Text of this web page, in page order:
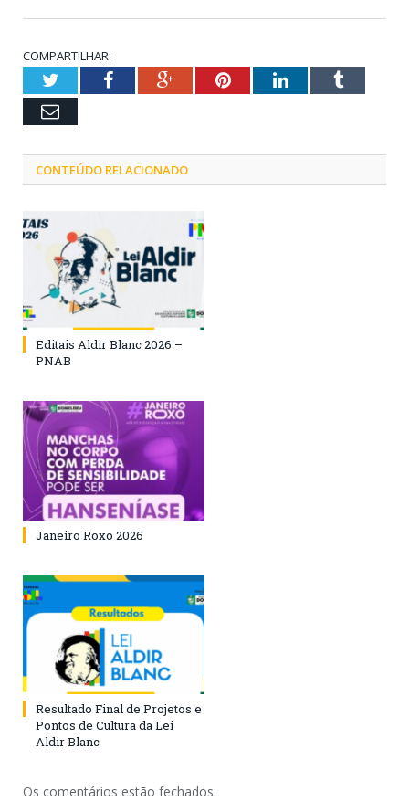
COMPARTILHAR:
TwitterFacebookGoogle+PinterestLinkedInTumblr
Email
CONTEÚDO RELACIONADO
Editais Aldir Blanc 2026 –
PNAB
Janeiro Roxo 2026
Resultado Final de Projetos e
Pontos de Cultura da Lei
Aldir Blanc
Os comentários estão fechados.